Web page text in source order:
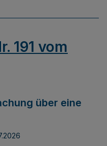
191 vom
über eine